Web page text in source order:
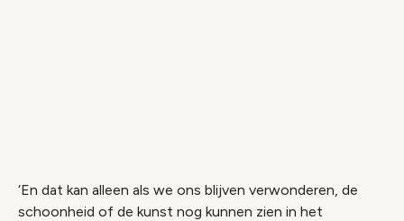
‘En dat kan alleen als we ons blijven verwonderen, de
schoonheid of de kunst nog kunnen zien in het